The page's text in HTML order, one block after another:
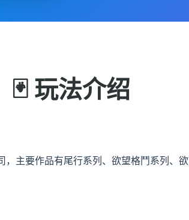
🃏 玩法介绍
要作品有尾行系列、欲望格鬥系列、